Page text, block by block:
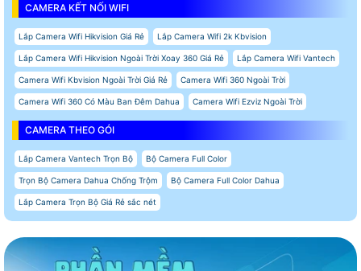
CAMERA KẾT NỐI WIFI
Lắp Camera Wifi Hikvision Giá Rẻ Lắp Camera Wifi 2k Kbvision
Lắp Camera Wifi Hikvision Ngoài Trời Xoay 360 Giá Rẻ Lắp Camera Wifi Vantech
Camera Wifi Kbvision Ngoài Trời Giá Rẻ Camera Wifi 360 Ngoài Trời
Camera Wifi 360 Có Màu Ban Đêm Dahua Camera Wifi Ezviz Ngoài Trời
CAMERA THEO GÓI
Lắp Camera Vantech Trọn Bộ Bộ Camera Full Color
Trọn Bộ Camera Dahua Chống Trộm Bộ Camera Full Color Dahua
Lắp Camera Trọn Bộ Giá Rẻ sắc nét